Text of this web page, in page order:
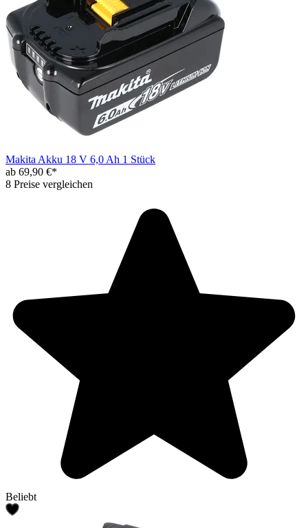
Makita Akku 18 V 6,0 Ah 1 Stück
ab 69,90 €*
8 Preise vergleichen
Beliebt